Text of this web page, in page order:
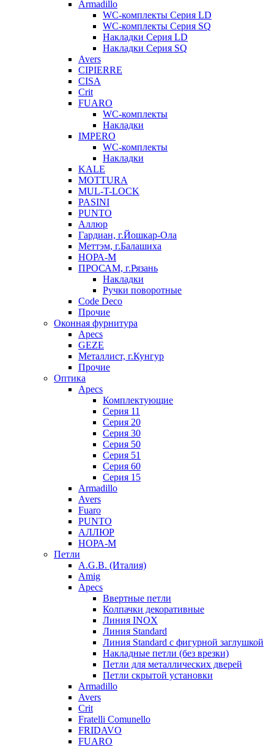
Armadillo
WC-комплекты Серия LD
WC-комплекты Серия SQ
Накладки Серия LD
Накладки Серия SQ
Avers
CIPIERRE
CISA
Crit
FUARO
WC-комплекты
Накладки
IMPERO
WC-комплекты
Накладки
KALE
MOTTURA
MUL-T-LOCK
PASINI
PUNTO
Аллюр
Гардиан, г.Йошкар-Ола
Меттэм, г.Балашиха
НОРА-М
ПРОСАМ, г.Рязань
Накладки
Ручки поворотные
Code Deco
Прочие
Оконная фурнитура
Apecs
GEZE
Металлист, г.Кунгур
Прочие
Оптика
Apecs
Комплектующие
Серия 11
Серия 20
Серия 30
Серия 50
Серия 51
Серия 60
Серия 15
Armadillo
Avers
Fuaro
PUNTO
АЛЛЮР
НОРА-М
Петли
A.G.B. (Италия)
Amig
Apecs
Ввертные петли
Колпачки декоративные
Линия INOX
Линия Standard
Линия Standard с фигурной заглушкой
Накладные петли (без врезки)
Петли для металлических дверей
Петли скрытой установки
Armadillo
Avers
Crit
Fratelli Comunello
FRIDAVO
FUARO